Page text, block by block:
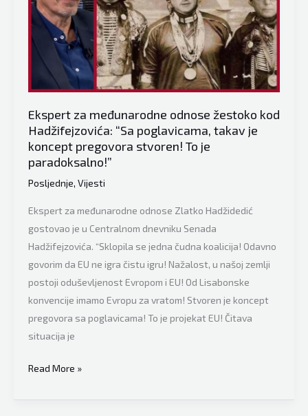
razgovarati
sa
miješanjem
u
unutrašnje
stvari
države”
Ekspert za međunarodne odnose žestoko kod
Hadžifejzovića: “Sa poglavicama, takav je
koncept pregovora stvoren! To je
paradoksalno!”
Posljednje, Vijesti
Ekspert za međunarodne odnose Zlatko Hadžidedić
gostovao je u Centralnom dnevniku Senada
Hadžifejzovića. “Sklopila se jedna čudna koalicija! Odavno
govorim da EU ne igra čistu igru! Nažalost, u našoj zemlji
postoji oduševljenost Evropom i EU! Od Lisabonske
konvencije imamo Evropu za vratom! Stvoren je koncept
pregovora sa poglavicama! To je projekat EU! Čitava
situacija je
Ekspert
međunarodne
Read More »